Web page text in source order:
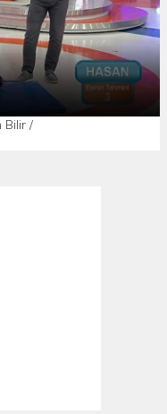
Bilir /